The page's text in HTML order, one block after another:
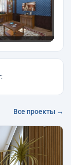
Все проекты →